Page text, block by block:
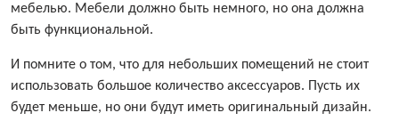
мебелью. Мебели должно быть немного, но она должна
быть функциональной.
И помните о том, что для небольших помещений не стоит
использовать большое количество аксессуаров. Пусть их
будет меньше, но они будут иметь оригинальный дизайн.